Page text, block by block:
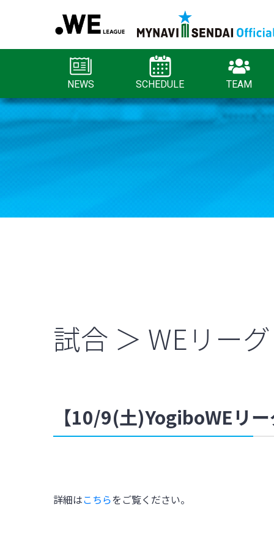
NEWS SCHEDULE TEAM
試合 ＞ WEリーグ
【10/9(土)YogiboWEリ
詳細はこちらをご覧ください。